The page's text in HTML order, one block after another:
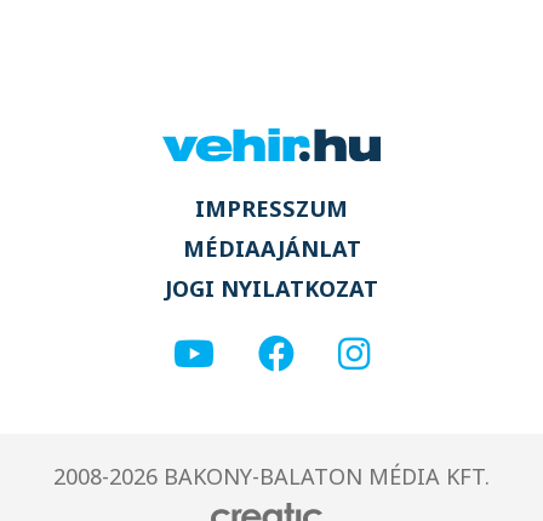
IMPRESSZUM
MÉDIAAJÁNLAT
JOGI NYILATKOZAT
2008-2026 BAKONY-BALATON MÉDIA KFT.